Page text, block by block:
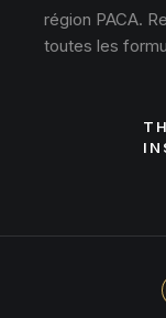
région PACA.
toutes les